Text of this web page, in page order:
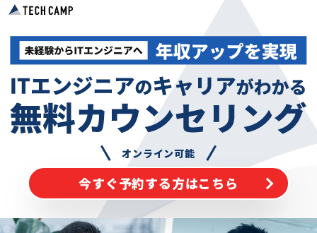
オンライン可能
今すぐ予約する方はこちら